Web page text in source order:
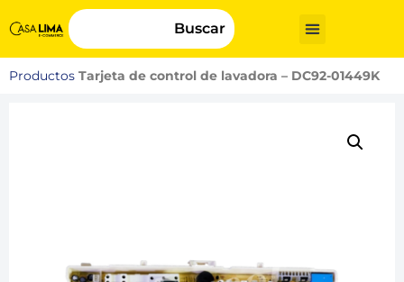
Buscar
Productos Tarjeta de control de lavadora – DC92-01449K